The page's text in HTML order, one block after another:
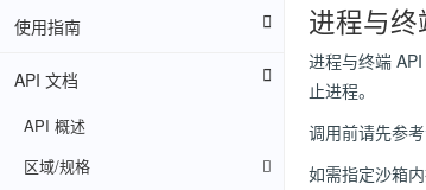
使用指南
API 文档
API 概述
区域/规格
进程与终
进程与终端
止进程。
调用前请先参考
如需指定沙箱